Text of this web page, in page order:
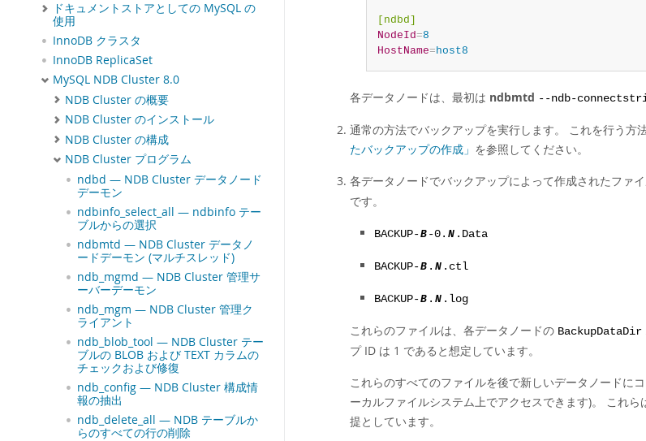
ドキュメントストアとしての MySQL の
使用
InnoDB クラスタ
InnoDB ReplicaSet
MySQL NDB Cluster 8.0
NDB Cluster の概要
NDB Cluster のインストール
NDB Cluster の構成
NDB Cluster プログラム
ndbd — NDB Cluster データノード
デーモン
ndbinfo_select_all — ndbinfo テー
ブルからの選択
ndbmtd — NDB Cluster データノ
ードデーモン (マルチスレッド)
ndb_mgmd — NDB Cluster 管理サ
ーバーデーモン
ndb_mgm — NDB Cluster 管理ク
ライアント
ndb_blob_tool — NDB Cluster テー
ブルの BLOB および TEXT カラムの
チェックおよび修復
ndb_config — NDB Cluster 構成情
報の抽出
ndb_delete_all — NDB テーブルか
らのすべての行の削除
[ndbd]
NodeId=8
HostName=host8
各データノードは、最初は ndbmtd --ndb-
通常の方法でバックアップを実行します。 これを行う方
たバックアップの作成」 を参照してください。
各データノードでバックアップによって作成されたファ
です。
BACKUP-B -0. N .Data
BACKUP-B . N .ctl
BACKUP-B . N .log
これらのファイルは、各データノードの BackupDataDir
プ ID は 1 であると想定しています。
これらのすべてのファイルを後で新しいデータノードに
ーカルファイルシステム上でアクセスできます)。 これ
提としています。